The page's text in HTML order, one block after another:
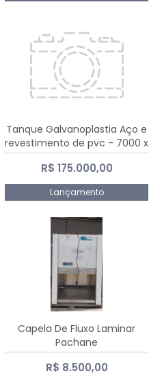
Tanque Galvanoplastia Aço e
revestimento de pvc - 7000 x
2200 mm
R$ 175.000,00
Lançamento
Capela De Fluxo Laminar
Pachane
R$ 8.500,00